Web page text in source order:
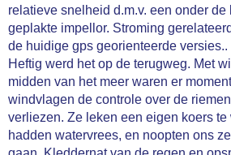
relatieve snelheid d.m.v. een onder de
geplakte impellor. Stroming
de huidige gps georienteerde
Heftig werd het op de terugweg. Met
midden van het meer waren er
windvlagen de controle over de
verliezen. Ze leken een eigen koers
hadden watervrees, en noopten ons